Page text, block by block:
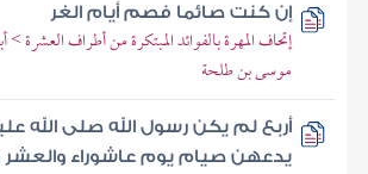
إن كنت صائما فصم أيام الغر
إتحاف المهرة بالفوائد المبتكرة من أطراف العشرة
موسى بن طلحة
أربع لم يكن رسول الله صلى الله
يدعهن صيام يوم عاشوراء والعشر